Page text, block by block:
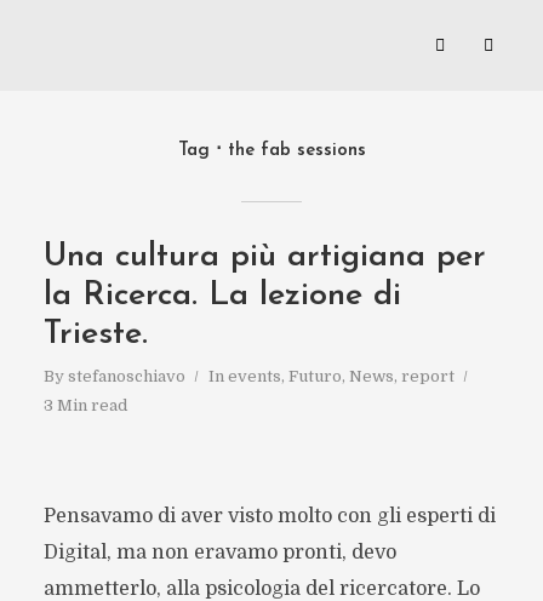
Tag the fab sessions
Una cultura più artigiana per
la Ricerca. La lezione di
Trieste.
By stefanoschiavo In events, Futuro, News, report
3 Min read
Pensavamo di aver visto molto con gli esperti di
Digital, ma non eravamo pronti, devo
ammetterlo, alla psicologia del ricercatore. Lo